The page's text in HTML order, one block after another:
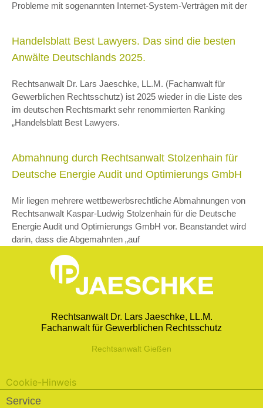
Probleme mit sogenannten Internet-System-Verträgen mit der
Handelsblatt Best Lawyers. Das sind die besten
Anwälte Deutschlands 2025.
Rechtsanwalt Dr. Lars Jaeschke, LL.M. (Fachanwalt für
Gewerblichen Rechtsschutz) ist 2025 wieder in die Liste des
im deutschen Rechtsmarkt sehr renommierten Ranking
„Handelsblatt Best Lawyers.
Abmahnung durch Rechtsanwalt Stolzenhain für
Deutsche Energie Audit und Optimierungs GmbH
Mir liegen mehrere wettbewerbsrechtliche Abmahnungen von
Rechtsanwalt Kaspar-Ludwig Stolzenhain für die Deutsche
Energie Audit und Optimierungs GmbH vor. Beanstandet wird
darin, dass die Abgemahnten „auf
Rechtsanwalt Dr. Lars Jaeschke, LL.M.
Fachanwalt für Gewerblichen Rechtsschutz
Rechtsanwalt Gießen
Cookie-Hinweis
Service